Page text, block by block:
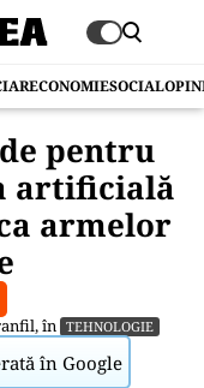
ECONOMIESOCIAL
pentru
artificială
armelor
, în TEHNOLOGIE
în Google